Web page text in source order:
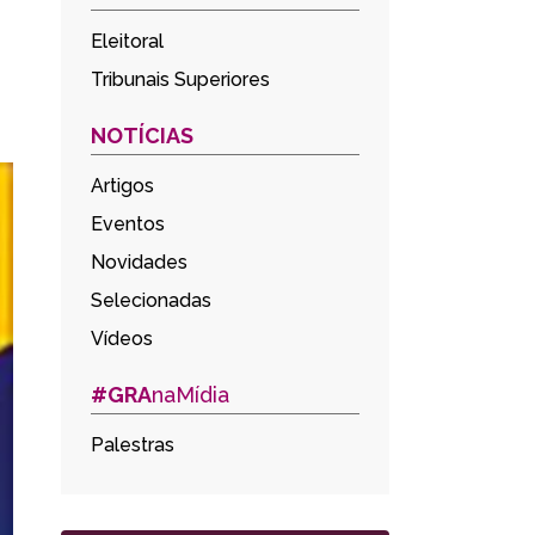
Eleitoral
Tribunais Superiores
NOTÍCIAS
Artigos
Eventos
Novidades
Selecionadas
Vídeos
#GRAnaMídia
Palestras